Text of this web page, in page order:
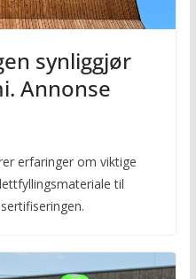
synliggjør
Annonse
erfaringer om viktige
til